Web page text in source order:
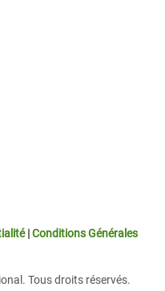
|Conditions Générales
Tous droits réservés.